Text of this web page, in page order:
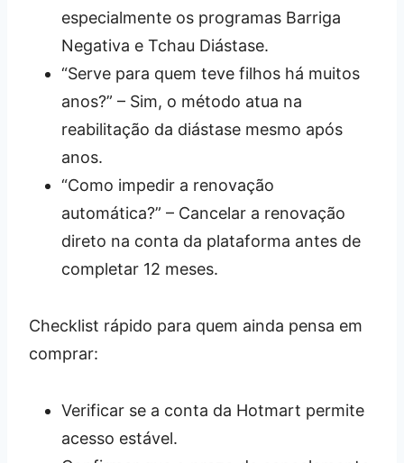
especialmente os programas Barriga
Negativa e Tchau Diástase.
“Serve para quem teve filhos há muitos
anos?” – Sim, o método atua na
reabilitação da diástase mesmo após
anos.
“Como impedir a renovação
automática?” – Cancelar a renovação
direto na conta da plataforma antes de
completar 12 meses.
Checklist rápido para quem ainda pensa em
comprar:
Verificar se a conta da Hotmart permite
acesso estável.